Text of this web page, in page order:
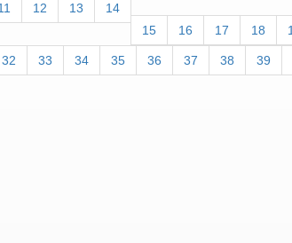
12 13
14
15
16 17 18
32 33 34 35 36 37 38 39